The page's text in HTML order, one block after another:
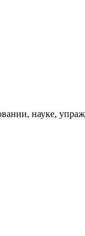
науке,